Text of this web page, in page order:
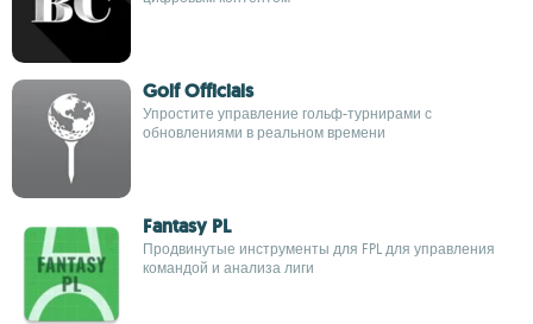
Golf Officials
Упростите управление гольф-турнирами с
обновлениями в реальном времени
Fantasy PL
Продвинутые инструменты для FPL для управления
командой и анализа лиги